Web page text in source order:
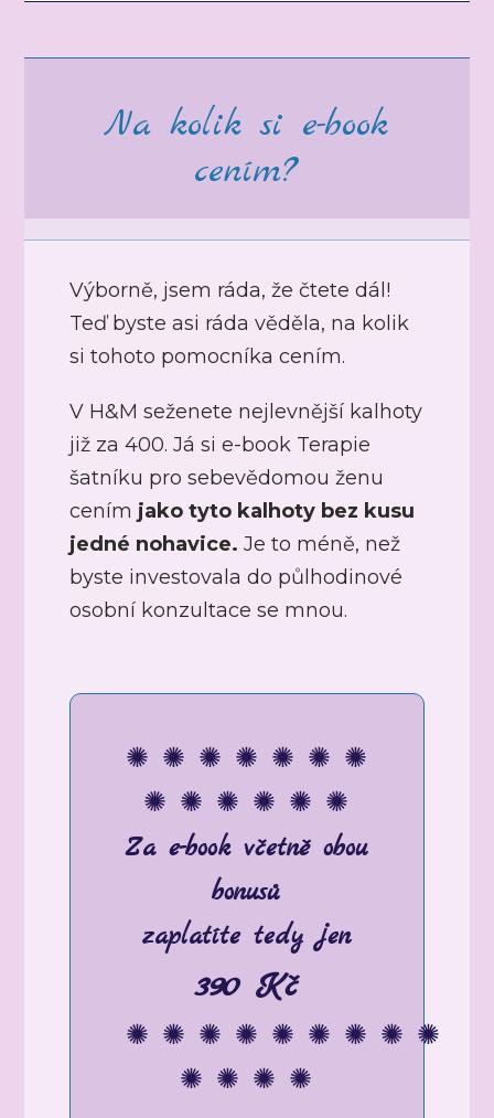
Na kolik si e-book
cením?
Výborně, jsem ráda, že čtete dál!
Teď byste asi ráda věděla, na kolik
si tohoto pomocníka cením.
V H&M seženete nejlevnější kalhoty
již za 400. Já si e-book Terapie
šatníku pro sebevědomou ženu
cením jako tyto kalhoty bez kusu
jedné nohavice. Je to méně, než
byste investovala do půlhodinové
osobní konzultace se mnou.
✺ ✺ ✺ ✺ ✺ ✺ ✺
✺ ✺ ✺ ✺ ✺ ✺
Za e-book včetně obou
bonusů
zaplatíte tedy jen
390 Kč
✺ ✺ ✺ ✺ ✺ ✺ ✺ ✺ ✺
✺ ✺ ✺ ✺